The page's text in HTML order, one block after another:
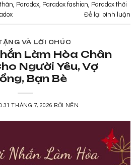
, Paradox, Paradox fashion, Paradox thời
Để lại bình luận
VÀ LỜI CHÚC
Làm Hòa Chân
Người Yêu, Vợ
Bạn Bè
31 THÁNG 7, 2026 BỞI NÊN